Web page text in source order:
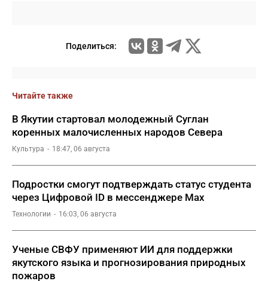
Поделиться:
Читайте также
В Якутии стартовал молодежный Суглан
коренных малочисленных народов Севера
Культура 18:47, 06 августа
Подростки смогут подтверждать статус студента
через Цифровой ID в мессенджере Мах
Технологии 16:03, 06 августа
Ученые СВФУ применяют ИИ для поддержки
якутского языка и прогнозирования природных
пожаров